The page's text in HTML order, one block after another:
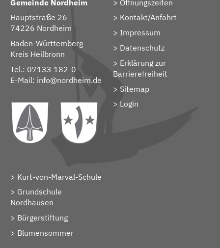
Gemeinde Nordheim
Hauptstraße 26
74226 Nordheim
Baden-Württemberg
Kreis Heilbronn
Tel.: 07133 182-0
E-Mail: info@nordheim.de
Öffnungszeiten
Kontakt/Anfahrt
Impressum
Datenschutz
Erklärung zur
Barrierefreiheit
Sitemap
> Login
Kurt-von-Marval-Schule
Grundschule
Nordhausen
Bürgerstiftung
Blumensommer